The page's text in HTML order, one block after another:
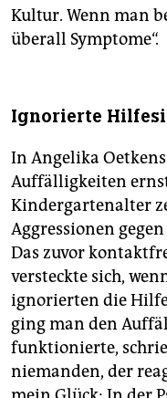
Kultur. Wenn man
überall Symptome“.
Ignorierte
In Angelika
Auffälligkeiten
Kindergartenalter
Aggressionen
Das zuvor
versteckte sich,
ignorierten die
ging man den
funktionierte,
niemanden, der